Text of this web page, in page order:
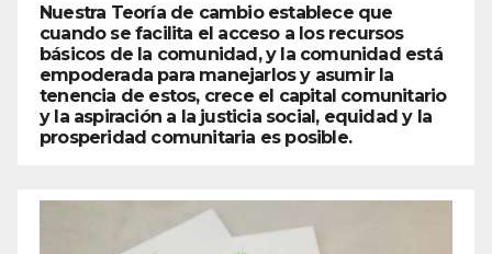
Nuestra Teoría de cambio establece que
cuando se facilita el acceso a los recursos
básicos de la comunidad, y la comunidad está
empoderada para manejarlos y asumir la
tenencia de estos, crece el capital comunitario
y la aspiración a la justicia social, equidad y la
prosperidad comunitaria es posible.